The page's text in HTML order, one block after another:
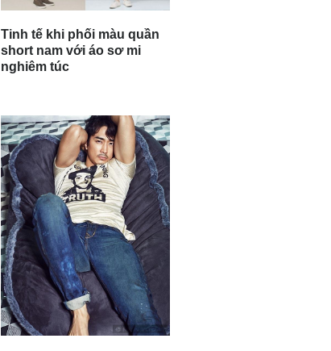
Tinh tế khi phối màu quần
short nam với áo sơ mi
nghiêm túc